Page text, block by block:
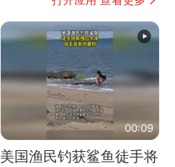
00:09
美国渔民钓获鲨鱼徒手将